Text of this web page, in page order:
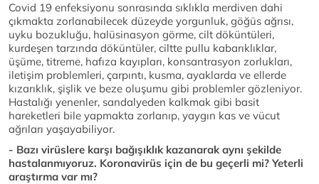
Covid 19 enfeksiyonu sonrasında sıklıkla merdiven dahi
çıkmakta zorlanabilecek düzeyde yorgunluk, göğüs ağrısı,
uyku bozukluğu, halüsinasyon görme, cilt döküntüleri,
kurdeşen tarzında döküntüler, ciltte pullu kabarıklıklar,
üşüme, titreme, hafıza kayıpları, konsantrasyon zorlukları,
iletişim problemleri, çarpıntı, kusma, ayaklarda ve ellerde
kızarıklık, şişlik ve beze oluşumu gibi problemler gözleniyor.
Hastalığı yenenler, sandalyeden kalkmak gibi basit
hareketleri bile yapmakta zorlanıp, yaygın kas ve vücut
ağrıları yaşayabiliyor.
- Bazı virüslere karşı bağışıklık kazanarak aynı şekilde
hastalanmıyoruz. Koronavirüs için de bu geçerli mi? Yeterli
araştırma var mı?